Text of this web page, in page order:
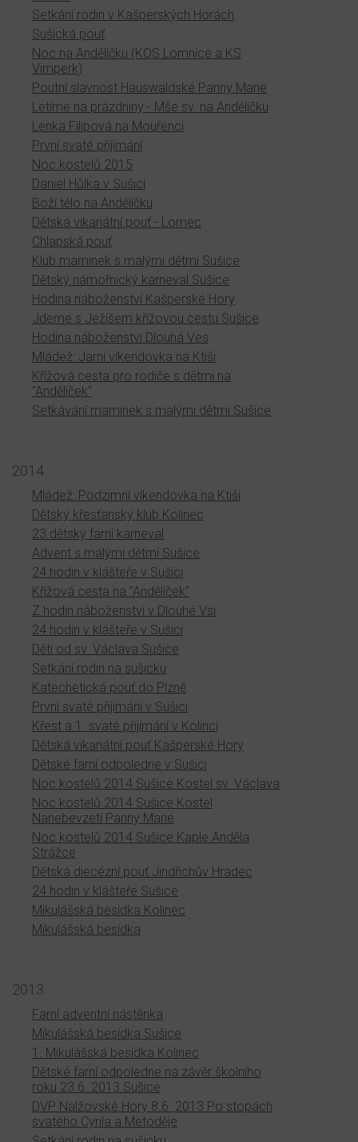
Setkání rodin v Kašperských Horách
Sušická pouť
Noc na Andělíčku (KOS Lomnice a KS
Vimperk)
Poutní slavnost Hauswaldské Panny Marie
Letíme na prázdniny - Mše sv. na Andělíčku
Lenka Filipová na Mouřenci
První svaté přijímání
Noc kostelů 2015
Daniel Hůlka v Sušici
Boží tělo na Andělíčku
Dětská vikariátní pouť - Lomec
Chlapská pouť
Klub maminek s malými dětmi Sušice
Dětský námořnický karneval Sušice
Hodina náboženství Kašperské Hory
Jdeme s Ježíšem křížovou cestu Sušice
Hodina náboženství Dlouhá Ves
Mládež: Jarní víkendovka na Ktiši
Křížová cesta pro rodiče s dětmi na
"Andělíček"
Setkávání maminek s malými dětmi Sušice
2014
Mládež: Podzimní víkendovka na Ktiši
Dětský křesťanský klub Kolinec
23.dětský farní karneval
Advent s malými dětmi Sušice
24 hodin v klášteře v Sušici
Křížová cesta na "Andělíček"
Z hodin náboženství v Dlouhé Vsi
24 hodin v klášteře v Sušici
Děti od sv. Václava Sušice
Setkání rodin na sušicku
Katechetická pouť do Plzně
První svaté přijímání v Sušici
Křest a 1. svaté přijímání v Kolinci
Dětská vikariátní pouť Kašperské Hory
Dětské farní odpoledne v Sušici
Noc kostelů 2014 Sušice Kostel sv. Václava
Noc kostelů 2014 Sušice Kostel
Nanebevzetí Panny Marie
Noc kostelů 2014 Sušice Kaple Anděla
Strážce
Dětská diecézní pouť Jindřichův Hradec
24 hodin v klášteře Sušice
Mikulášská besídka Kolinec
Mikulášská besídka
2013
Farní adventní nástěnka
Mikulášská besídka Sušice
1. Mikulášská besídka Kolinec
Dětské farní odpoledne na závěr školního
roku 23.6. 2013 Sušice
DVP Nalžovské Hory 8.6. 2013 Po stopách
svatého Cyrila a Metoděje